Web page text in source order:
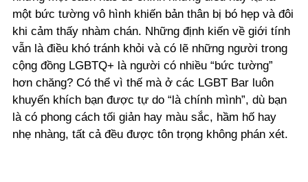
một bức tường vô hình khiến bản thân bị bó hẹp và đôi
khi cảm thấy nhàm chán. Những định kiến về giới tính
vẫn là điều khó tránh khỏi và có lẽ những người trong
cộng đồng LGBTQ+ là người có nhiều “bức tường”
hơn chăng? Có thể vì thế mà ở các LGBT Bar luôn
khuyến khích bạn được tự do “là chính mình”, dù bạn
là có phong cách tối giản hay màu sắc, hầm hố hay
nhẹ nhàng, tất cả đều được tôn trọng không phán xét.